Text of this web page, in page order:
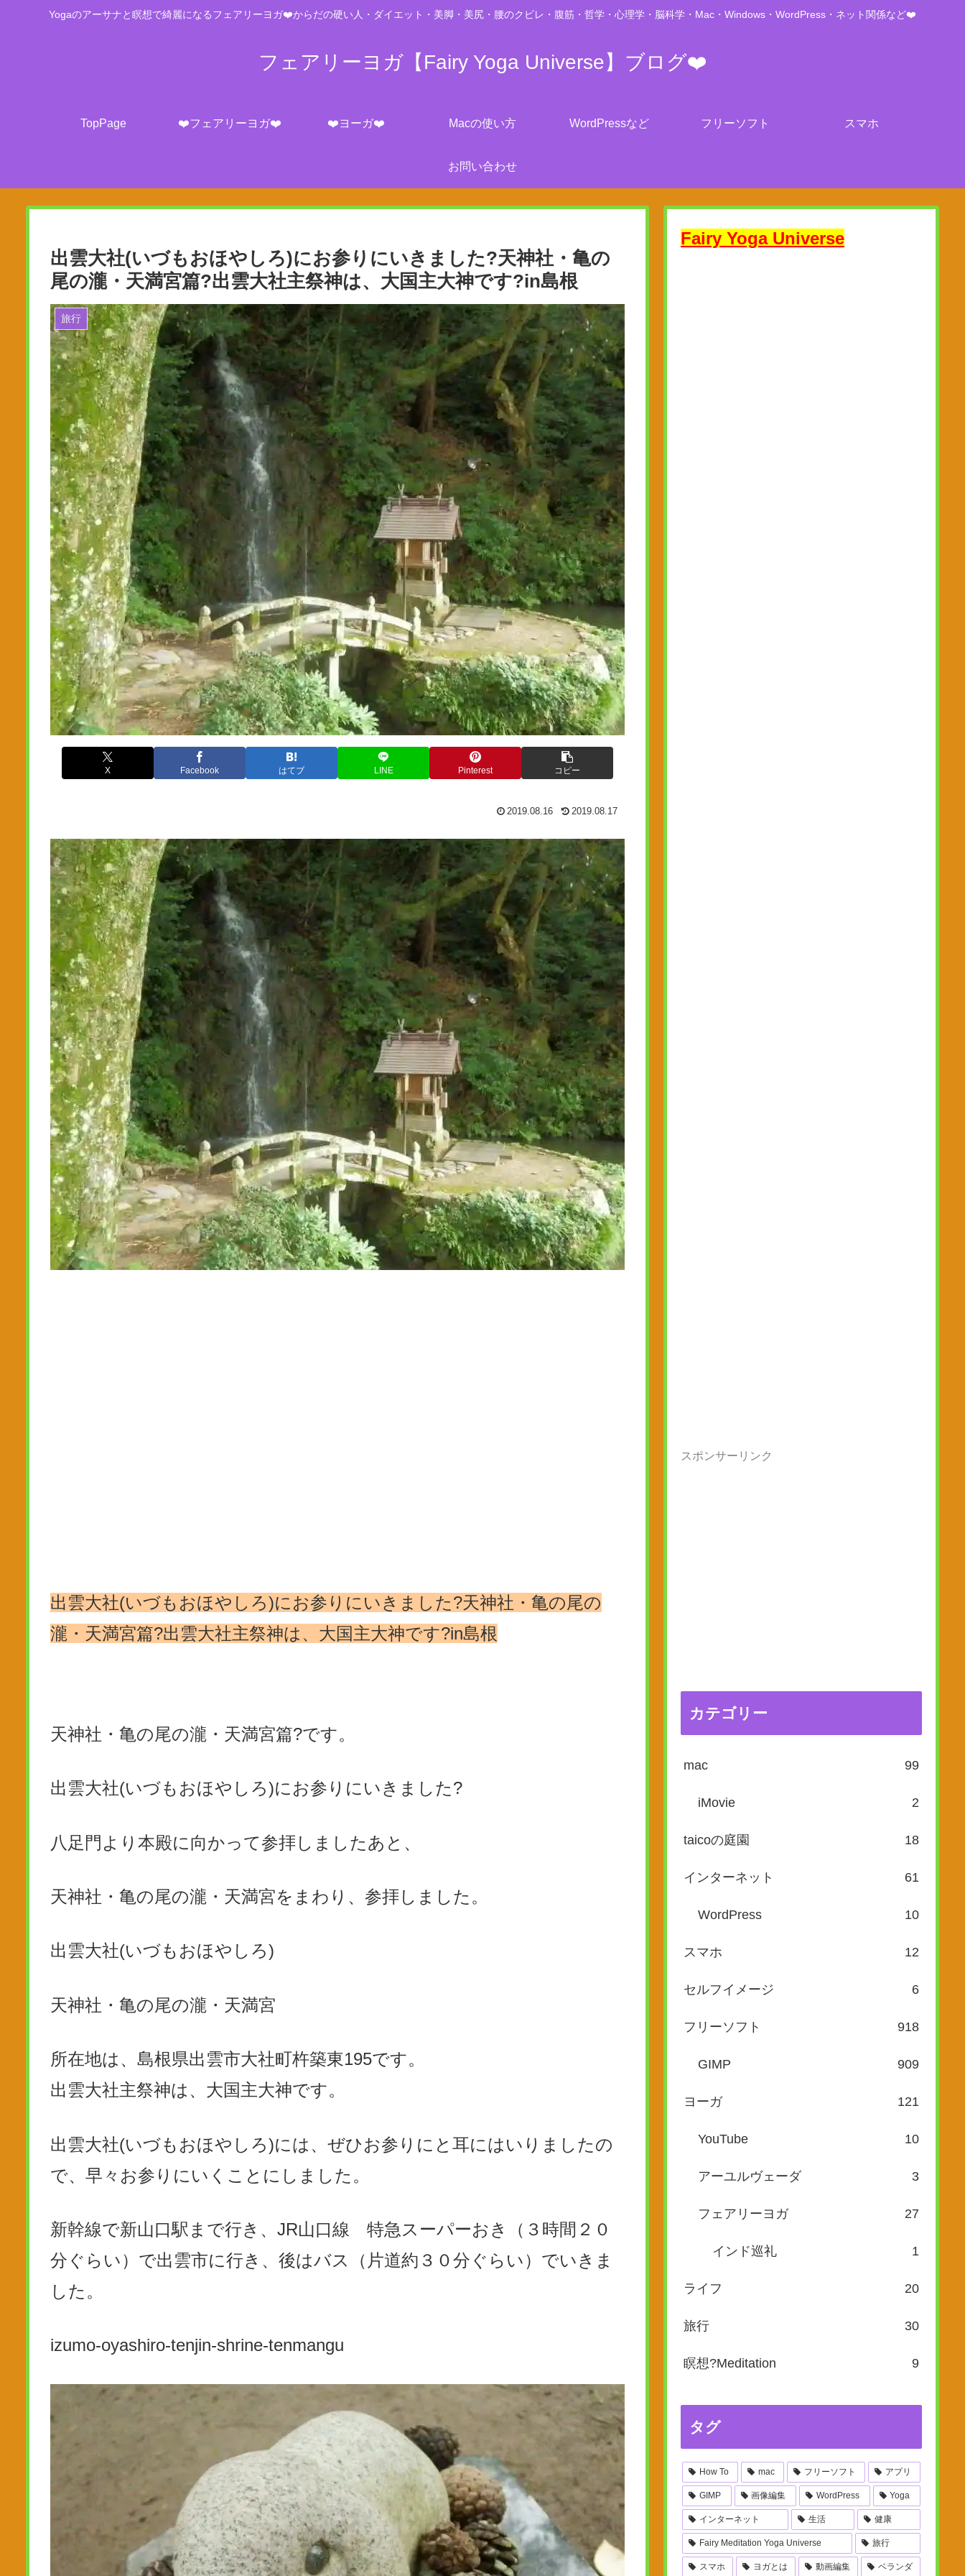
Yogaのアーサナと瞑想で綺麗になるフェアリーヨガ❤️からだの硬い人・ダイエット・美脚・美尻・腰のクビレ・腹筋・哲学・心理学・脳科学・Mac・Windows・WordPress・ネット関係など❤️
フェアリーヨガ【Fairy Yoga Universe】ブログ❤️
TopPage ❤️フェアリーヨガ❤️ ❤️ヨーガ❤️ Macの使い方 WordPressなど フリーソフト スマホ
お問い合わせ
出雲大社(いづもおほやしろ)にお参りにいきました?天神社・亀の
尾の瀧・天満宮篇?出雲大社主祭神は、大国主大神です?in島根
旅行
X Facebook はてブ LINE Pinterest コピー
2019.08.16 2019.08.17
出雲大社(いづもおほやしろ)にお参りにいきました?天神社・亀の尾の
瀧・天満宮篇?出雲大社主祭神は、大国主大神です?in島根
天神社・亀の尾の瀧・天満宮篇?です。
出雲大社(いづもおほやしろ)にお参りにいきました?
八足門より本殿に向かって参拝しましたあと、
天神社・亀の尾の瀧・天満宮をまわり、参拝しました。
出雲大社(いづもおほやしろ)
天神社・亀の尾の瀧・天満宮
所在地は、島根県出雲市大社町杵築東195です。
出雲大社主祭神は、大国主大神です。
出雲大社(いづもおほやしろ)には、ぜひお参りにと耳にはいりましたの
で、早々お参りにいくことにしました。
新幹線で新山口駅まで行き、JR山口線 特急スーパーおき（３時間２０
分ぐらい）で出雲市に行き、後はバス（片道約３０分ぐらい）でいきま
した。
izumo-oyashiro-tenjin-shrine-tenmangu
Fairy Yoga Universe
スポンサーリンク
カテゴリー
mac 99
iMovie 2
taicoの庭園 18
インターネット 61
WordPress 10
スマホ 12
セルフイメージ 6
フリーソフト 918
GIMP 909
ヨーガ 121
YouTube 10
アーユルヴェーダ 3
フェアリーヨガ 27
インド巡礼 1
ライフ 20
旅行 30
瞑想?Meditation 9
タグ
How To mac フリーソフト アプリ
GIMP 画像編集 WordPress Yoga
インターネット 生活 健康
Fairy Meditation Yoga Universe 旅行
スマホ ヨガとは 動画編集 ベランダ